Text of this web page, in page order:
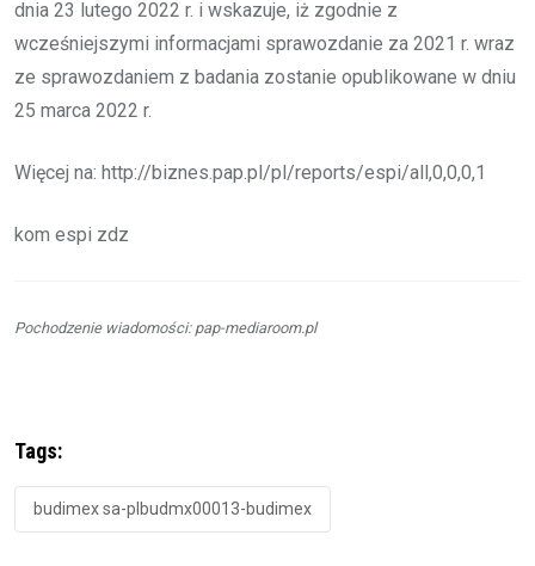
dnia 23 lutego 2022 r. i wskazuje, iż zgodnie z
wcześniejszymi informacjami sprawozdanie za 2021 r. wraz
ze sprawozdaniem z badania zostanie opublikowane w dniu
25 marca 2022 r.
Więcej na: http://biznes.pap.pl/pl/reports/espi/all,0,0,0,1
kom espi zdz
Pochodzenie wiadomości: pap-mediaroom.pl
Tags:
budimex sa-plbudmx00013-budimex